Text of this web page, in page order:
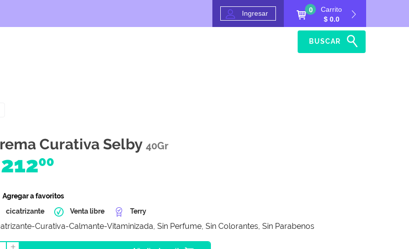
Ingresar 0
Carrito
$ 0.0
BUSCAR
Curativa Selby 40Gr
21200
Agregar a favoritos
cicatrizante
Venta libre Terry
Curativa-Calmante-Vitaminizada, Sin Perfume, Sin Colorantes, Sin Parabenos